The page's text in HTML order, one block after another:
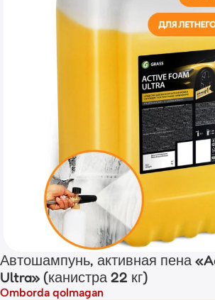
Автошампунь, активная пена
Ultra» (канистра 22 кг)
Omborda qolmagan